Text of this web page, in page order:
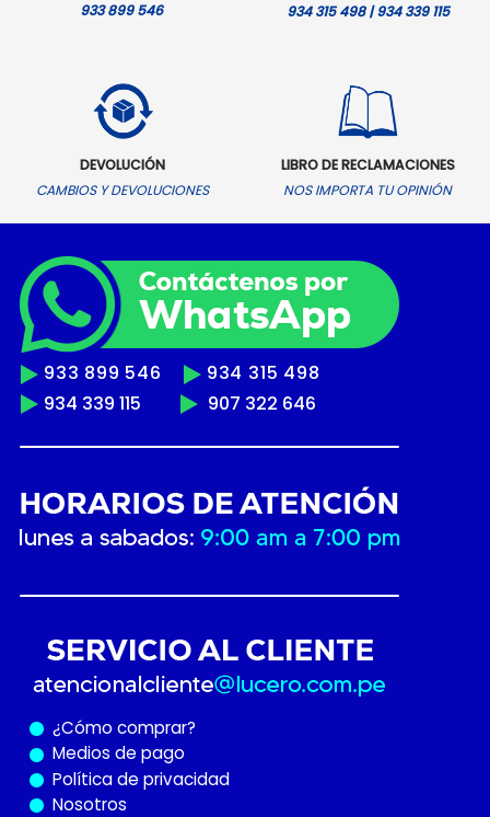
933 899 546
934 315 498 | 934 339 115
DEVOLUCIÓN
CAMBIOS Y DEVOLUCIONES
LIBRO DE RECLAMACIONES
NOS IMPORTA TU OPINIÓN
933 899 546
934 315 498
934 339 115
907 322 646
¿Cómo comprar?
Medios de pago
Política de privacidad
Nosotros